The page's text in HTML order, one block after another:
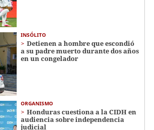
INSÓLITO
Detienen a hombre que escondió
a su padre muerto durante dos años
en un congelador
ORGANISMO
Honduras cuestiona a la CIDH en
audiencia sobre independencia
judicial